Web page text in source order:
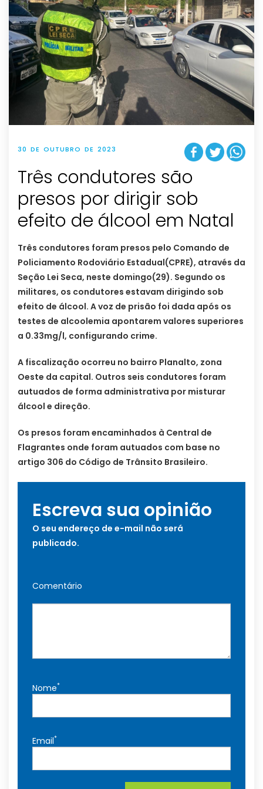
30 DE OUTUBRO DE 2023
Três condutores são
presos por dirigir sob
efeito de álcool em Natal
Três condutores foram presos pelo Comando de
Policiamento Rodoviário Estadual(CPRE), através da
Seção Lei Seca, neste domingo(29). Segundo os
militares, os condutores estavam dirigindo sob
efeito de álcool. A voz de prisão foi dada após os
testes de alcoolemia apontarem valores superiores
a 0.33mg/l, configurando crime.
A fiscalização ocorreu no bairro Planalto, zona
Oeste da capital. Outros seis condutores foram
autuados de forma administrativa por misturar
álcool e direção.
Os presos foram encaminhados à Central de
Flagrantes onde foram autuados com base no
artigo 306 do Código de Trânsito Brasileiro.
Escreva sua opinião
O seu endereço de e-mail não será
publicado.
Comentário
Nome*
Email*